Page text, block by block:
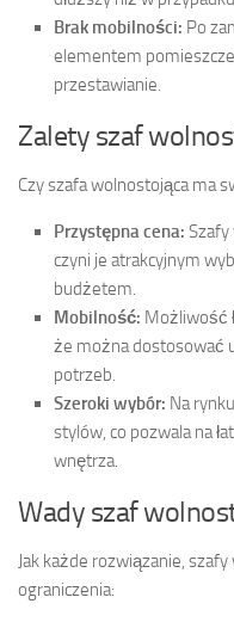
Brak mobilności: Po
elementem
przestawianie.
Zalety szaf
Czy szafa wolnostojąca ma
Przystępna cena: Szafy
czyni je atrakcyjnym
budżetem.
Mobilność: Możliwość
że można dostosować
potrzeb.
Szeroki wybór: Na
stylów, co pozwala na
wnętrza.
Wady szaf
Jak każde rozwiązanie,
ograniczenia: